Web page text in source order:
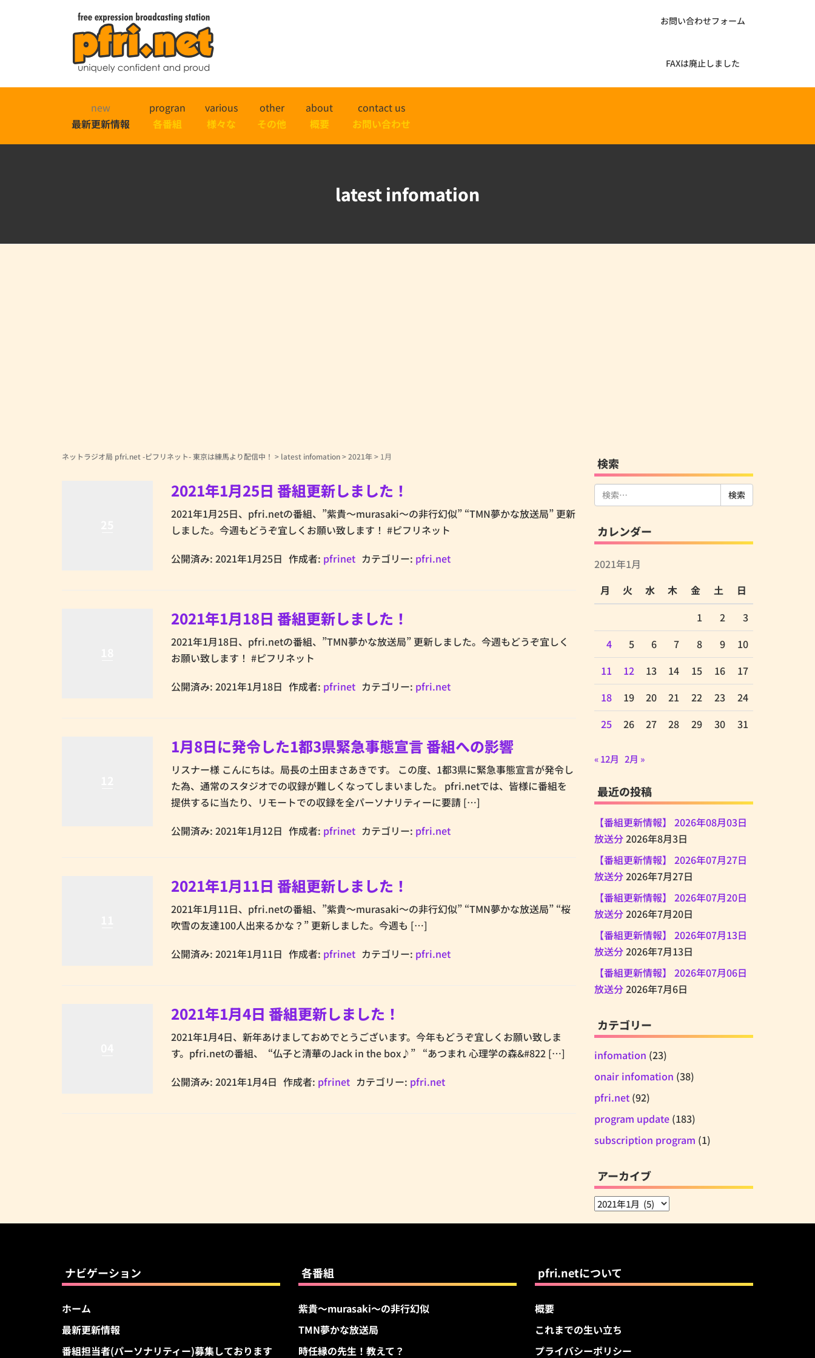
お問い合わせフォーム
FAXは廃止しました
new
最新更新情報
progran
各番組
various
様々な
other
その他
about
概要
contact us
お問い合わせ
latest infomation
ネットラジオ局 pfri.net -ピフリネット- 東京は練馬より配信中！ > latest infomation>2021年> 1月
2021年1月25日 番組更新しました！
2021年1月25日、pfri.netの番組、”紫貴～murasaki～の非行幻似” “TMN夢かな放送局” 更新
しました。今週もどうぞ宜しくお願い致します！ #ピフリネット
公開済み: 2021年1月25日 作成者: pfrinet カテゴリー: pfri.net
2021年1月18日 番組更新しました！
2021年1月18日、pfri.netの番組、”TMN夢かな放送局” 更新しました。今週もどうぞ宜しく
お願い致します！ #ピフリネット
公開済み: 2021年1月18日 作成者: pfrinet カテゴリー: pfri.net
1月8日に発令した1都3県緊急事態宣言 番組への影響
リスナー様 こんにちは。局長の土田まさあきです。 この度、1都3県に緊急事態宣言が発令し
た為、通常のスタジオでの収録が難しくなってしまいました。 pfri.netでは、皆様に番組を
提供するに当たり、リモートでの収録を全パーソナリティーに要請 […]
公開済み: 2021年1月12日 作成者: pfrinet カテゴリー: pfri.net
2021年1月11日 番組更新しました！
2021年1月11日、pfri.netの番組、”紫貴～murasaki～の非行幻似” “TMN夢かな放送局” “桜
吹雪の友達100人出来るかな？” 更新しました。今週も […]
公開済み: 2021年1月11日 作成者: pfrinet カテゴリー: pfri.net
2021年1月4日 番組更新しました！
2021年1月4日、新年あけましておめでとうございます。今年もどうぞ宜しくお願い致しま
す。pfri.netの番組、 “仏子と清華のJack in the box♪” “あつまれ 心理学の森&#822 […]
公開済み: 2021年1月4日 作成者: pfrinet カテゴリー: pfri.net
検索
検
索:
カレンダー
2021年1月
月
火 水 木 金 土
日
1
2
3
4
5 6 7 8 9
10
11
12 13 14 15 16
17
18
19 20 21 22 23
24
25
26 27 28 29 30 31
« 12月 2月 »
最近の投稿
【番組更新情報】 2026年08月03日
放送分2026年8月3日
【番組更新情報】 2026年07月27日
放送分2026年7月27日
【番組更新情報】 2026年07月20日
放送分2026年7月20日
【番組更新情報】 2026年07月13日
放送分2026年7月13日
【番組更新情報】 2026年07月06日
放送分2026年7月6日
カテゴリー
infomation (23)
onair infomation (38)
pfri.net(92)
program update(183)
subscription program (1)
アーカイブ
ア
ナビゲーション
ホーム
最新更新情報
番組担当者(パーソナリティー)募集しております
各番組
紫貴～murasaki～の非行幻似
TMN夢かな放送局
時任縁の先生！教えて？
pfri.netについて
概要
これまでの生い立ち
プライバシーポリシー